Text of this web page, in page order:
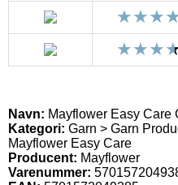
Navn: Mayflower Easy Care
Kategori: Garn > Garn
Mayflower Easy Care
Producent: Mayflower
Varenummer: